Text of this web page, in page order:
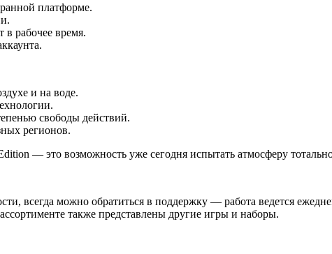
платформе.
в рабочее время.
и на воде.
свободы действий.
регионов.
— это возможность уже сегодня испытать атмосферу
всегда можно обратиться в поддержку — работа ведется
также представлены другие игры и наборы.